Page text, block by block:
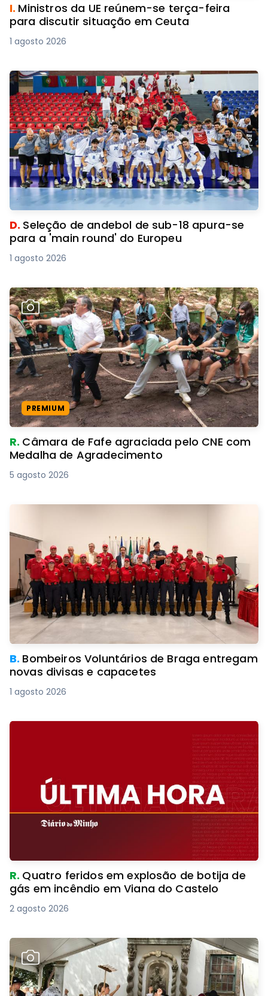
I. Ministros da UE reúnem-se terça-feira
para discutir situação em Ceuta
1 agosto 2026
D. Seleção de andebol de sub-18 apura-se
para a 'main round' do Europeu
1 agosto 2026
PREMIUM
R. Câmara de Fafe agraciada pelo CNE com
Medalha de Agradecimento
5 agosto 2026
B. Bombeiros Voluntários de Braga entregam
novas divisas e capacetes
1 agosto 2026
R. Quatro feridos em explosão de botija de
gás em incêndio em Viana do Castelo
2 agosto 2026